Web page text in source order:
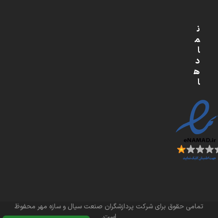
ن
م
ا
د
ه
ا
تمامی حقوق برای شرکت پردازشگران صنعت سیال و سازه مهر محفوظ